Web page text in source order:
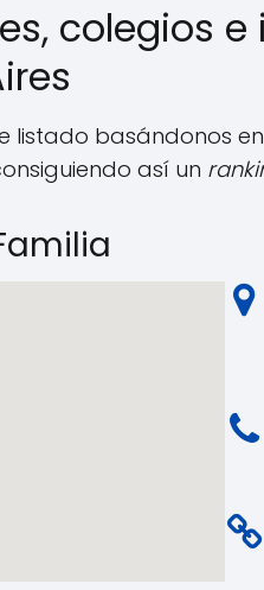
colegios
listado basándonos
así un